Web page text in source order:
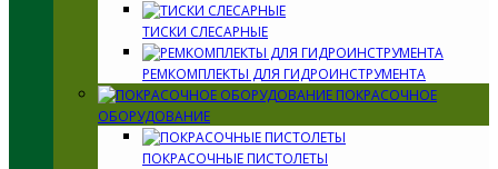
ТИСКИ СЛЕСАРНЫЕ
РЕМКОМПЛЕКТЫ ДЛЯ ГИДРОИНСТРУМЕНТА
ПОКРАСОЧНОЕ
ОБОРУДОВАНИЕ
ПОКРАСОЧНЫЕ ПИСТОЛЕТЫ